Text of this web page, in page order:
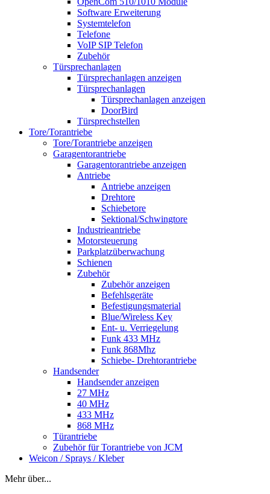
Software Erweiterung
Systemtelefon
Telefone
VoIP SIP Telefon
Zubehör
Türsprechanlagen
Türsprechanlagen anzeigen
Türsprechanlagen
Türsprechanlagen anzeigen
DoorBird
Türsprechstellen
Tore/Torantriebe
Tore/Torantriebe anzeigen
Garagentorantriebe
Garagentorantriebe anzeigen
Antriebe
Antriebe anzeigen
Drehtore
Schiebetore
Sektional/Schwingtore
Industrieantriebe
Motorsteuerung
Parkplatzüberwachung
Schienen
Zubehör
Zubehör anzeigen
Befehlsgeräte
Befestigungsmaterial
Blue/Wireless Key
Ent- u. Verriegelung
Funk 433 MHz
Funk 868Mhz
Schiebe- Drehtorantriebe
Handsender
Handsender anzeigen
27 MHz
40 MHz
433 MHz
868 MHz
Türantriebe
Zubehör für Torantriebe von JCM
Weicon / Sprays / Kleber
Mehr über...